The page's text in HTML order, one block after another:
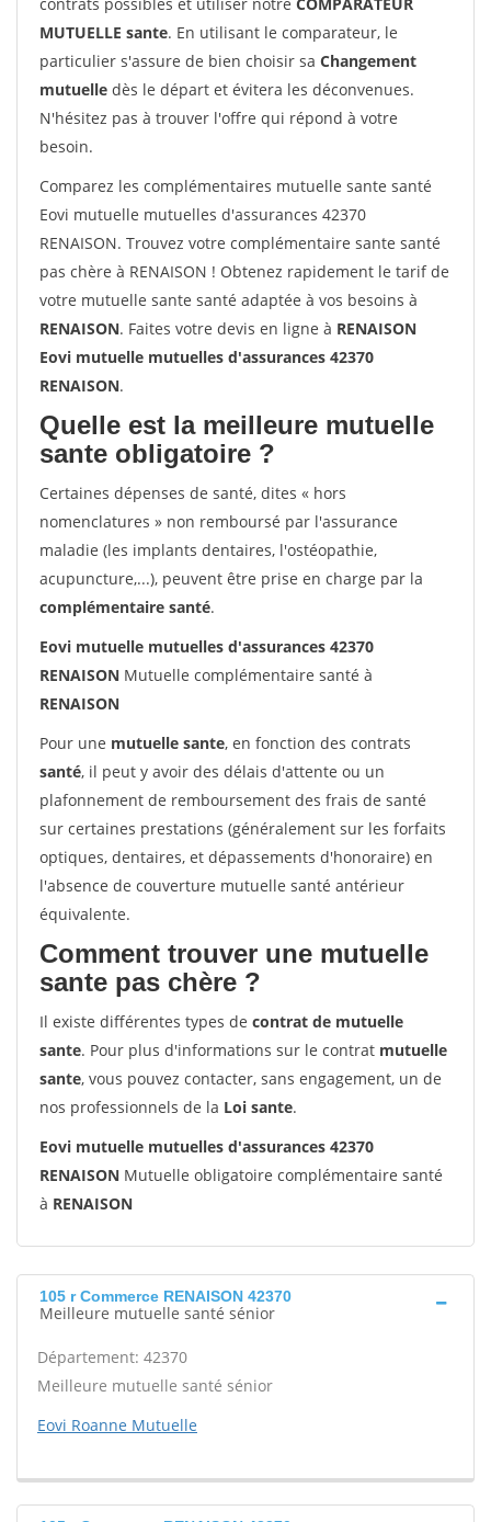
MUTUELLE sante. En utilisant le comparateur, le
particulier s'assure de bien choisir sa Changement
mutuelle dès le départ et évitera les déconvenues.
N'hésitez pas à trouver l'offre qui répond à votre
besoin.
Comparez les complémentaires mutuelle sante santé
Eovi mutuelle mutuelles d'assurances 42370
RENAISON. Trouvez votre complémentaire sante santé
pas chère à RENAISON ! Obtenez rapidement le tarif de
votre mutuelle sante santé adaptée à vos besoins à
RENAISON. Faites votre devis en ligne à RENAISON
Eovi mutuelle mutuelles d'assurances 42370
RENAISON.
Quelle est la meilleure mutuelle
sante obligatoire ?
Certaines dépenses de santé, dites « hors
nomenclatures » non remboursé par l'assurance
maladie (les implants dentaires, l'ostéopathie,
acupuncture,...), peuvent être prise en charge par la
complémentaire santé.
Eovi mutuelle mutuelles d'assurances 42370
RENAISON Mutuelle complémentaire santé à
RENAISON
Pour une mutuelle sante, en fonction des contrats
santé, il peut y avoir des délais d'attente ou un
plafonnement de remboursement des frais de santé
sur certaines prestations (généralement sur les forfaits
optiques, dentaires, et dépassements d'honoraire) en
l'absence de couverture mutuelle santé antérieur
équivalente.
Comment trouver une mutuelle
sante pas chère ?
Il existe différentes types de contrat de mutuelle
sante. Pour plus d'informations sur le contrat mutuelle
sante, vous pouvez contacter, sans engagement, un de
nos professionnels de la Loi sante.
Eovi mutuelle mutuelles d'assurances 42370
RENAISON Mutuelle obligatoire complémentaire santé
à RENAISON
105 r Commerce RENAISON 42370
Meilleure mutuelle santé sénior
Département: 42370
Meilleure mutuelle santé sénior
Eovi Roanne Mutuelle